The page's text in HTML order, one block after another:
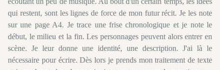
qui restent, sont les lignes de force de mon futur récit. Je les note
sur une page A4. Je trace une frise chronologique et je note le
début, le milieu et la fin. Les personnages peuvent alors entrer en
scène. Je leur donne une identité, une description. J'ai là le
nécessaire pour écrire. Dès lors je prends mon traitement de texte